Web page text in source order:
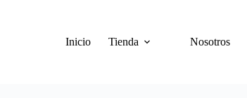
Inicio Tienda Nosotros